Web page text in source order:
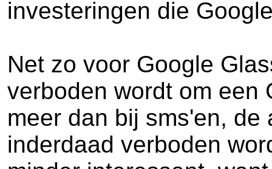
investeringen die
Net zo voor Google
verboden wordt om een
meer dan bij sms'en,
inderdaad verboden